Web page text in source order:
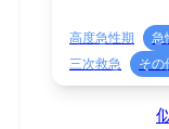
高度急性期 急
三次救急
その